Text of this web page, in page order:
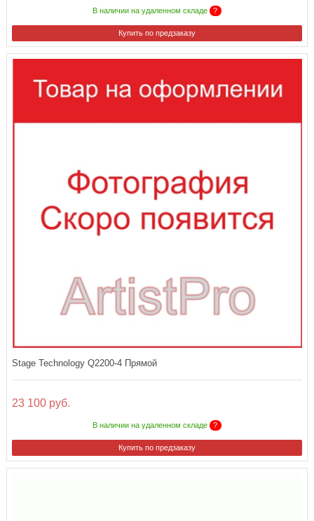
В наличии на удаленном складе ?
Купить по предзаказу
Stage Technology Q2200-4 Прямой
23 100 руб.
В наличии на удаленном складе ?
Купить по предзаказу